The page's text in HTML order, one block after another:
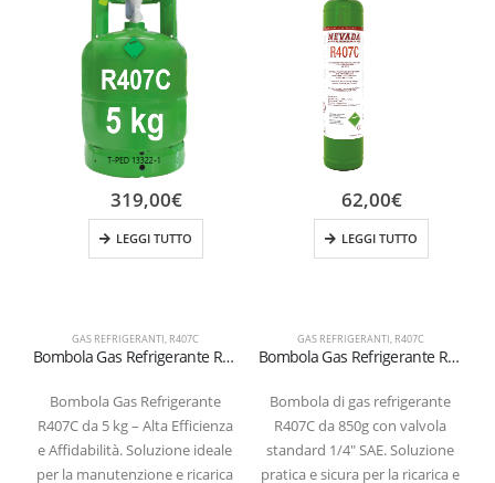
GAS REFRIGERANTI, R407C
Bombola Gas Refrigerante R407C – Formato 5 kg valvola 1/4
Bombola Gas Refrigerante
R407C da 5 kg – Alta Efficienza
e Affidabilità. Soluzione ideale
per la manutenzione e ricarica
319,00€
LEGGI TUTTO
GAS REFRIGERANTI, R407C
Bombola Gas Refrigerante R407C da 850g – Valvola 1/4″ SAE
Bombola di gas refrigerante
R407C da 850g con valvola
standard 1/4″ SAE. Soluzione
pratica e sicura per la ricarica e
62,00€
LEGGI TUTTO